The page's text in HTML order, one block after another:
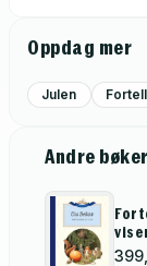
Oppdag mer
Julen
Andre